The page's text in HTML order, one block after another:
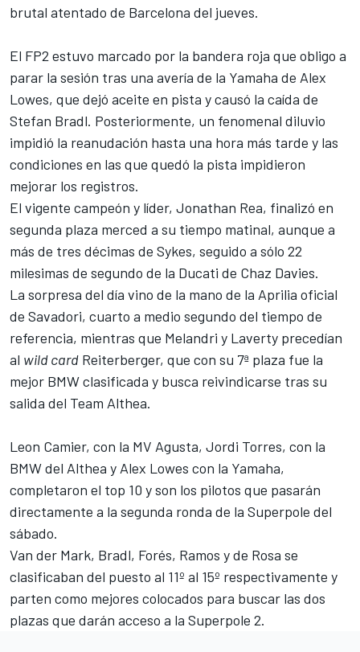
brutal atentado de Barcelona del jueves.
El FP2 estuvo marcado por la bandera roja que obligo a
parar la sesión tras una avería de la Yamaha de Alex
Lowes, que dejó aceite en pista y causó la caída de
Stefan Bradl. Posteriormente, un fenomenal diluvio
impidió la reanudación hasta una hora más tarde y las
condiciones en las que quedó la pista impidieron
mejorar los registros.
El vigente campeón y líder, Jonathan Rea, finalizó en
segunda plaza merced a su tiempo matinal, aunque a
más de tres décimas de Sykes, seguido a sólo 22
milesimas de segundo de la Ducati de Chaz Davies.
La sorpresa del día vino de la mano de la Aprilia oficial
de Savadori, cuarto a medio segundo del tiempo de
referencia, mientras que Melandri y Laverty precedían
al wild card Reiterberger, que con su 7ª plaza fue la
mejor BMW clasificada y busca reivindicarse tras su
salida del Team Althea.
Leon Camier, con la MV Agusta, Jordi Torres, con la
BMW del Althea y Alex Lowes con la Yamaha,
completaron el top 10 y son los pilotos que pasarán
directamente a la segunda ronda de la Superpole del
sábado.
Van der Mark, Bradl, Forés, Ramos y de Rosa se
clasificaban del puesto al 11º al 15º respectivamente y
parten como mejores colocados para buscar las dos
plazas que darán acceso a la Superpole 2.